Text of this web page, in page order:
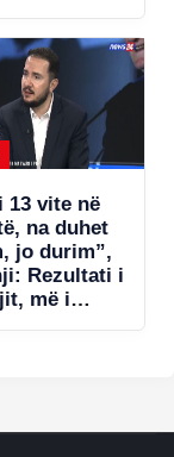
por s’ia
avantazh
(VIDEO)
13 vite në
na duhet
jo durim”,
Rezultati i
më i